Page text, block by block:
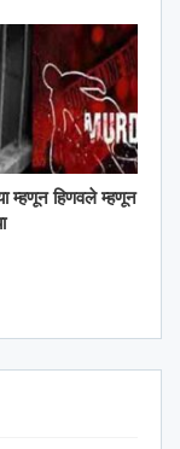
म्हणून हिणवले म्हणून